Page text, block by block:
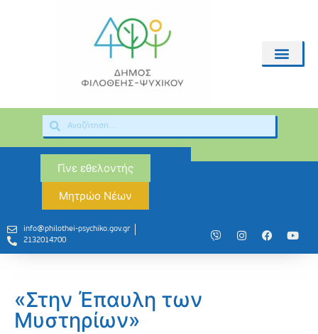
Γίνε εθελοντής
Μητρώο Νέων
info@philothei-psychiko.gov.gr
2132014700
«Στην Έπαυλη των
Μυστηρίων»